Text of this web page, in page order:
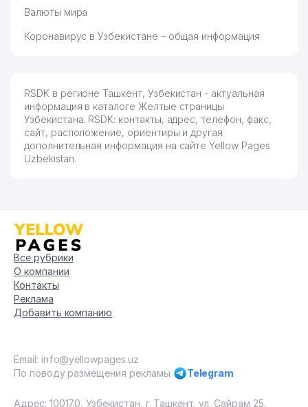
Валюты мира
Коронавирус в Узбекистане – общая информация
RSDK в регионе Ташкент, Узбекистан - актуальная
информация в каталоге Желтые страницы
Узбекистана. RSDK: контакты, адрес, телефон, факс,
сайт, расположение, ориентиры и другая
дополнительная информация на сайте Yellow Pages
Uzbekistan.
Все рубрики
О компании
Контакты
Реклама
Добавить компанию
Email: info@yellowpages.uz
По поводу размещения рекламы
Telegram
Адрес: 100170, Узбекистан, г. Ташкент, ул. Сайрам 25.